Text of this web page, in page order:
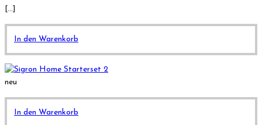
[…]
In den Warenkorb
neu
In den Warenkorb